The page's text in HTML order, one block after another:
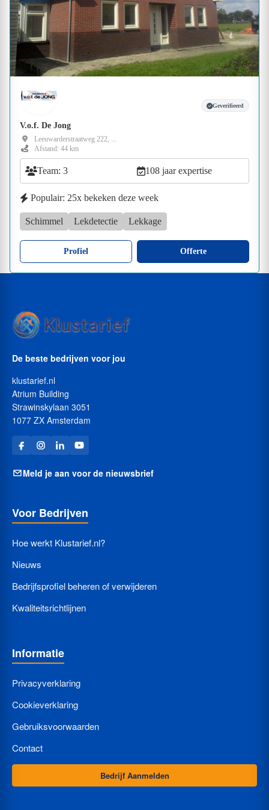
Geverifieerd
V.o.f. De Jong
Leeuwarderstraatweg 222, ...
Afstand: 44 km
Team: 3 108 jaar expertise
Populair: 25x bekeken deze week
Schimmel Lekdetectie Lekkage
Profiel Offerte
De beste bedrijven voor jou
klustarief.nl
Atrium Building
Strawinskylaan 3051
1077 ZX Amsterdam
Meld je aan voor de nieuwsbrief
Voor Bedrijven
Hoe werkt Klustarief.nl?
Nieuws
Bedrijfsprofiel beheren of verwijderen
Kwaliteitsrichtlijnen
Informatie
Privacyverklaring
Cookieverklaring
Gebruiksvoorwaarden
Contact
Bedrijf Aanmelden